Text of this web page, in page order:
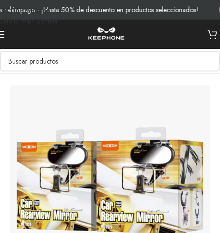
Skip to navigation
Skip to main content
- ¡Hasta 50% de descuento en productos seleccionados!
Inicio/Productos/Soportes